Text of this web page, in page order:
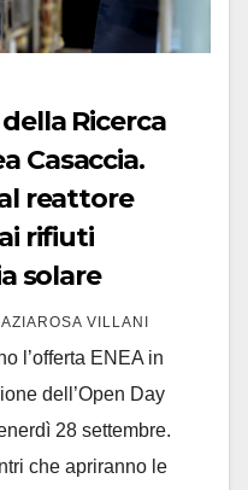
Ricerca
Casaccia.
reattore
solare
VILLANI
l’offerta ENEA in
dell’Open Day
28 settembre.
che apriranno le